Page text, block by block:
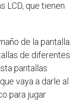
LCD, que tienen
de la pantalla.
de diferentes
pantallas
vaya a darle al
para jugar